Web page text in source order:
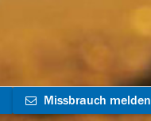
Missbrauch melden